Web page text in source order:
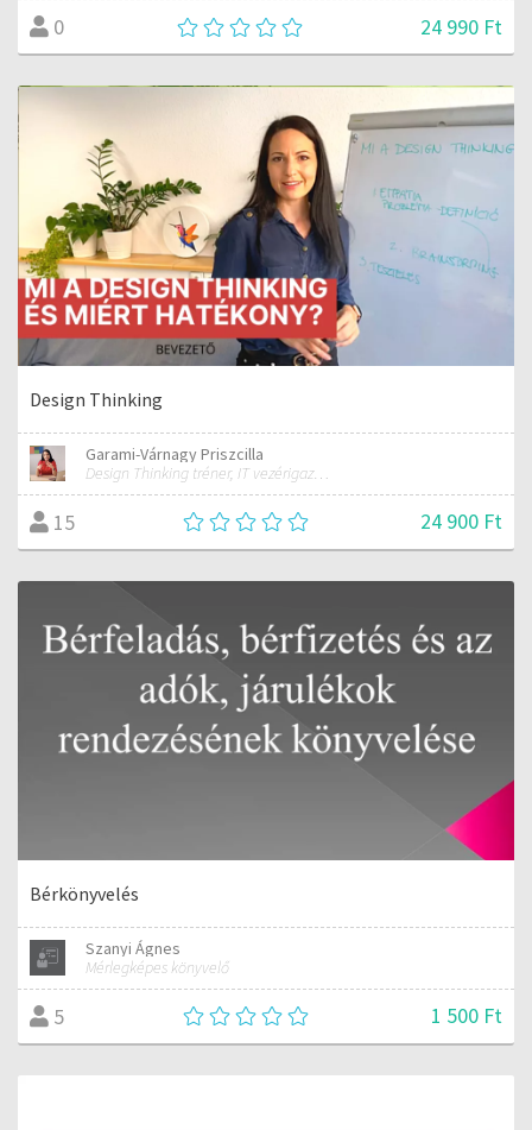
0 24 990 Ft
Design Thinking
Garami-Várnagy Priszcilla
Design Thinking tréner, IT vezérigazgató
15 24 900 Ft
Bérkönyvelés
Szanyi Ágnes
Mérlegképes könyvelő
5 1 500 Ft